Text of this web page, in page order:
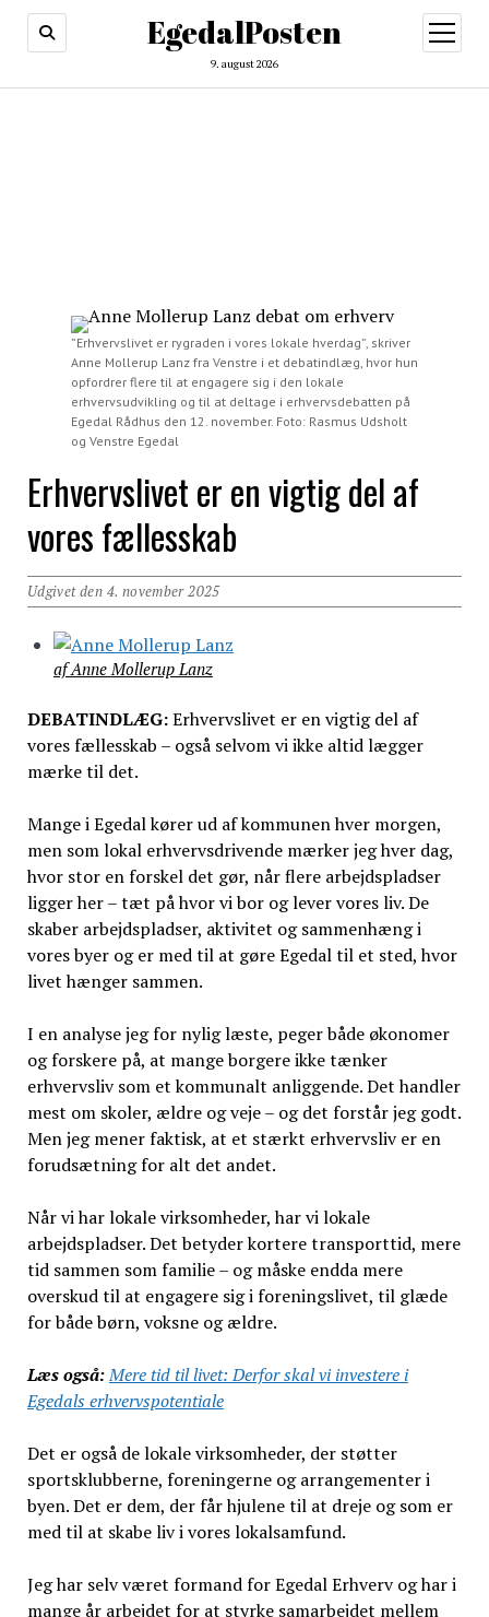
EgedalPosten
9. august 2026
open
menu
”Erhvervslivet er rygraden i vores lokale hverdag”, skriver
Anne Mollerup Lanz fra Venstre i et debatindlæg, hvor hun
opfordrer flere til at engagere sig i den lokale
erhvervsudvikling og til at deltage i erhvervsdebatten på
Egedal Rådhus den 12. november. Foto: Rasmus Udsholt
og Venstre Egedal
Erhvervslivet er en vigtig del af
vores fællesskab
Udgivet den 4. november 2025
af Anne Mollerup Lanz
DEBATINDLÆG:Erhvervslivet er en vigtig del af
vores fællesskab – også selvom vi ikke altid lægger
mærke til det.
Mange i Egedal kører ud af kommunen hver morgen,
men som lokal erhvervsdrivende mærker jeg hver dag,
hvor stor en forskel det gør, når flere arbejdspladser
ligger her – tæt på hvor vi bor og lever vores liv. De
skaber arbejdspladser, aktivitet og sammenhæng i
vores byer og er med til at gøre Egedal til et sted, hvor
livet hænger sammen.
I en analyse jeg for nylig læste, peger både økonomer
og forskere på, at mange borgere ikke tænker
erhvervsliv som et kommunalt anliggende. Det handler
mest om skoler, ældre og veje – og det forstår jeg godt.
Men jeg mener faktisk, at et stærkt erhvervsliv er en
forudsætning for alt det andet.
Når vi har lokale virksomheder, har vi lokale
arbejdspladser. Det betyder kortere transporttid, mere
tid sammen som familie – og måske endda mere
overskud til at engagere sig i foreningslivet, til glæde
for både børn, voksne og ældre.
Læs også:Mere tid til livet: Derfor skal vi investere i
Egedals erhvervspotentiale
Det er også de lokale virksomheder, der støtter
sportsklubberne, foreningerne og arrangementer i
byen. Det er dem, der får hjulene til at dreje og som er
med til at skabe liv i vores lokalsamfund.
Jeg har selv været formand for Egedal Erhverv og har i
mange år arbejdet for at styrke samarbejdet mellem